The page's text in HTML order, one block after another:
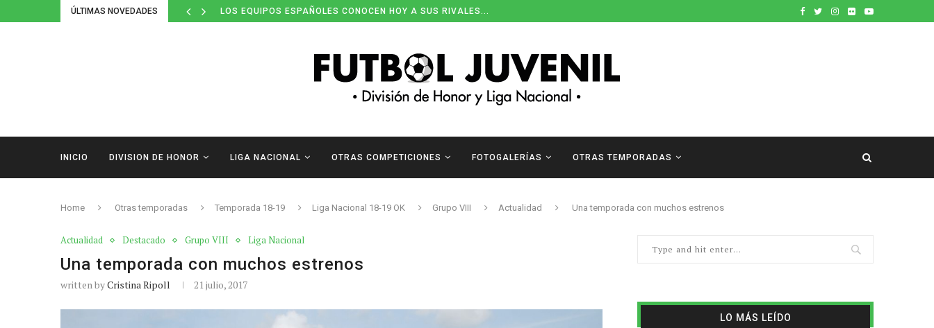
ÚLTIMAS NOVEDADES LOS EQUIPOS ESPAÑOLES CONOCEN HOY A SUS RIVALES...
INICIO DIVISION DE HONOR LIGA NACIONAL OTRAS COMPETICIONES FOTOGALERÍAS OTRAS TEMPORADAS
Home Otras temporadas Temporada 18-19 Liga Nacional 18-19 OK Grupo VIII Actualidad Una temporada con muchos estrenos
Actualidad Destacado Grupo VIII Liga Nacional
Una temporada con muchos estrenos
written byCristina Ripoll 21 julio, 2017
LO MÁS LEÍDO